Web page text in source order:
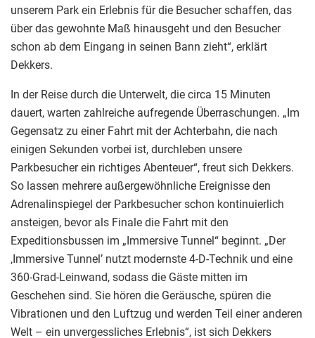
unserem Park ein Erlebnis für die Besucher schaffen, das
über das gewohnte Maß hinausgeht und den Besucher
schon ab dem Eingang in seinen Bann zieht“, erklärt
Dekkers.
In der Reise durch die Unterwelt, die circa 15 Minuten
dauert, warten zahlreiche aufregende Überraschungen. „Im
Gegensatz zu einer Fahrt mit der Achterbahn, die nach
einigen Sekunden vorbei ist, durchleben unsere
Parkbesucher ein richtiges Abenteuer“, freut sich Dekkers.
So lassen mehrere außergewöhnliche Ereignisse den
Adrenalinspiegel der Parkbesucher schon kontinuierlich
ansteigen, bevor als Finale die Fahrt mit den
Expeditionsbussen im „Immersive Tunnel“ beginnt. „Der
‚Immersive Tunnel’ nutzt modernste 4-D-Technik und eine
360-Grad-Leinwand, sodass die Gäste mitten im
Geschehen sind. Sie hören die Geräusche, spüren die
Vibrationen und den Luftzug und werden Teil einer anderen
Welt – ein unvergessliches Erlebnis“, ist sich Dekkers